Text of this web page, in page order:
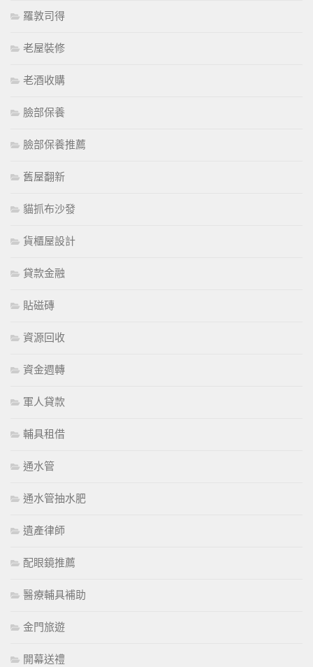
羅敦司得
老屋裝修
老酒收購
臉部保養
臉部保養推薦
舊屋翻新
貓抓布沙發
貨櫃屋設計
貸款金融
貼磁磚
資源回收
資金週轉
軍人貸款
輔具租借
通水管
通水管抽水肥
遺產律師
配眼鏡推薦
醫療輔具補助
金門旅遊
開幕送禮